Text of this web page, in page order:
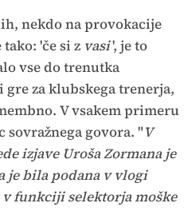
nekdo na provokacije
'če si z vasi', je to
vse do trenutka
za klubskega trenerja,
V vsakem primeru
sovražnega govora. "V
izjave Uroša Zormana je
je bila podana v vlogi
funkciji selektorja moške